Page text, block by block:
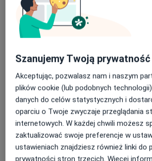
MD Clinic to grupa specjalistów
medycznej – lekarzy, terapeutów,
którzy postawili sobie za cel
przywracaniu i poprawie zdrowia.
Głęboko wierzymy w
każdej osoby poszukującej
lub pragnącej poprawić związaną
jakość życia. Jako doświadczeni
wciąż poszerzające się możliwości
medycyny i poprzez
MD Clinic chcemy je udostępnić
Dowiedz się więcej
24/06/2021
Szanujemy Twoją prywatność
Akceptując, pozwalasz nam i naszym
plików cookie (lub podobnych
danych do celów statystycznych i
oparciu o Twoje zwyczaje przeglądania
internetowych. W każdej chwili możesz
zaktualizować swoje preferencje w
ustawieniach znajdziesz również linki do
prywatności stron trzecich. Więcej